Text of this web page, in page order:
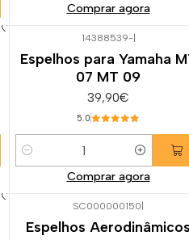
Comprar agora
14388539-|
Espelhos para Yamaha
07 MT 09
39,90€
5.0
Quantidade
Comprar agora
SC000000150
Espelhos